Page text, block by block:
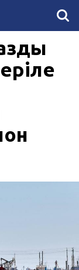
электр
орнатыла